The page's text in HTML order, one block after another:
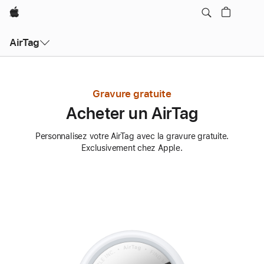
Apple
AirTag
Gravure gratuite
Acheter un AirTag
Personnalisez votre AirTag avec la gravure gratuite.
Exclusivement chez Apple.